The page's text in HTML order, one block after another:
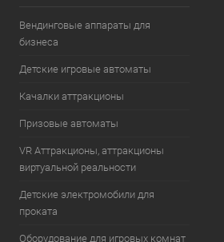
Вендинговые аппараты для
бизнеса
Детские игровые автоматы
Качалки аттракционы
Призовые автоматы
VR Аттракционы, аттракционы
виртуальной реальности
Детские электромобили для
проката
Оборудование для игровых комнат